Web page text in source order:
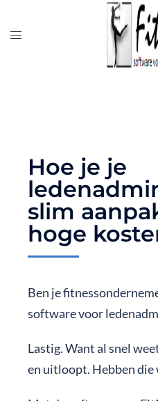
Hoe je je
slim
hoge
Ben je
software voor
Lastig. Want al snel
en uitloopt. Hebben die